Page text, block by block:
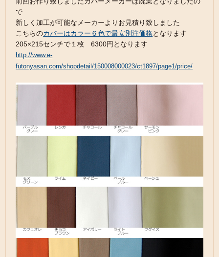
で
新しく加工が可能なメーカーよりお見積り致しました
こちらのカバーはカラー６色で最安別注価格となります
205×215センチで１枚 6300円となります
http://www.e-
futonyasan.com/shopdetail/150008000023/ct1897/page1/price/